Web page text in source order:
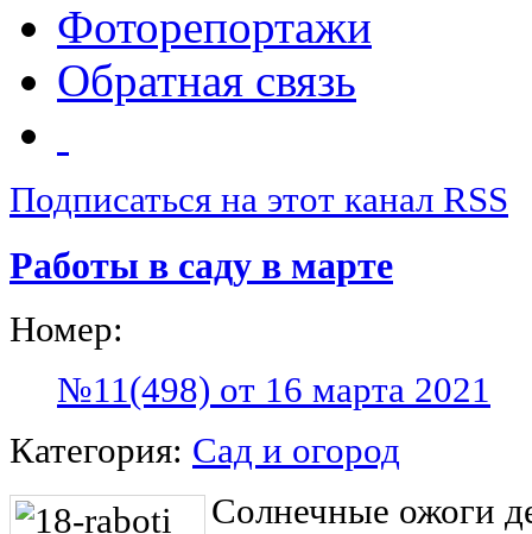
Фоторепортажи
Обратная связь
Подписаться на этот канал RSS
Работы в саду в марте
Номер:
№11(498) от 16 марта 2021
Категория: Сад и огород
Солнечные ожоги